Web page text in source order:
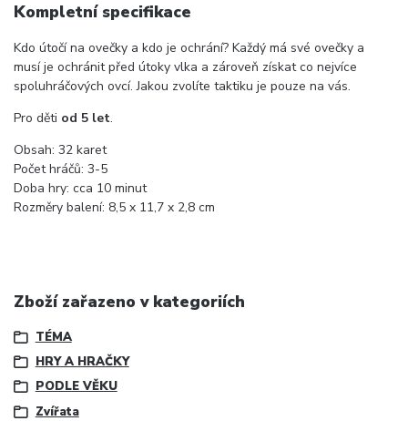
Kompletní specifikace
Kdo útočí na ovečky a kdo je ochrání? Každý má své ovečky a
musí je ochránit před útoky vlka a zároveň získat co nejvíce
spoluhráčových ovcí. Jakou zvolíte taktiku je pouze na vás.
Pro děti od 5 let.
Obsah: 32 karet
Počet hráčů: 3-5
Doba hry: cca 10 minut
Rozměry balení: 8,5 x 11,7 x 2,8 cm
Zboží zařazeno v kategoriích
TÉMA
HRY A HRAČKY
PODLE VĚKU
Zvířata